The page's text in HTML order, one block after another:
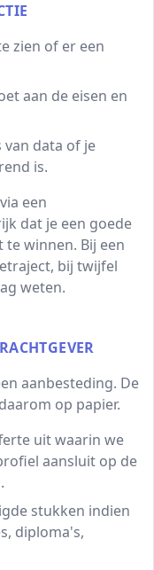
zien of er een
aan de eisen en
van data of je
is.
een
dat je een goede
winnen. Bij een
bij twijfel
weten.
aanbesteding. De
op papier.
uit waarin we
aansluit op de
stukken indien
diploma's,